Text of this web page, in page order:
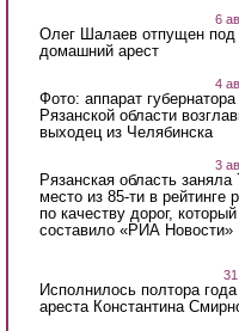
6
Олег Шалаев отпущен под
домашний арест
4
Фото: аппарат губернатора
Рязанской области
выходец из Челябинска
3
Рязанская область заняла
место из 85-ти в рейтинге
по качеству дорог, который
составило «РИА Новости»
Исполнилось полтора
ареста Константина